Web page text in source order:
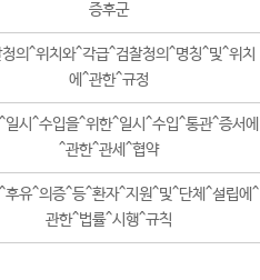
증후군
의^위치와^각급^검찰청의^명칭^및^위치
에^관한^규정
일시^수입을^위한^일시^수입^통관^증서에
^관한^관세^협약
후유^의증^등^환자^지원^및^단체^설립에^
관한^법률^시행^규칙